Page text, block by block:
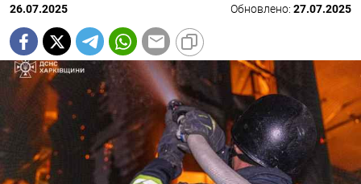
26.07.2025 Обновлено: 27.07.2025